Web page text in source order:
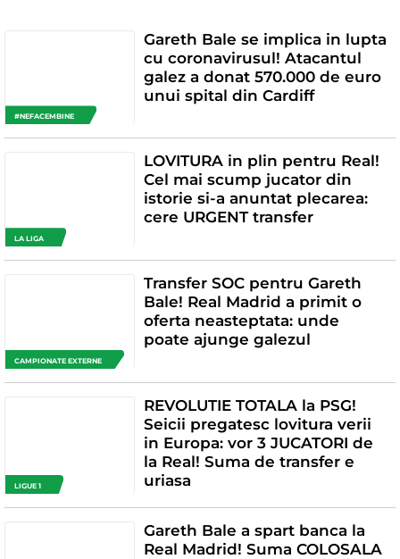
#NEFACEMBINE
Gareth Bale se implica in lupta
cu coronavirusul! Atacantul
galez a donat 570.000 de euro
unui spital din Cardiff
LA LIGA
LOVITURA in plin pentru Real!
Cel mai scump jucator din
istorie si-a anuntat plecarea:
cere URGENT transfer
CAMPIONATE EXTERNE
Transfer SOC pentru Gareth
Bale! Real Madrid a primit o
oferta neasteptata: unde
poate ajunge galezul
LIGUE 1
REVOLUTIE TOTALA la PSG!
Seicii pregatesc lovitura verii
in Europa: vor 3 JUCATORI de
la Real! Suma de transfer e
uriasa
Gareth Bale a spart banca la
Real Madrid! Suma COLOSALA